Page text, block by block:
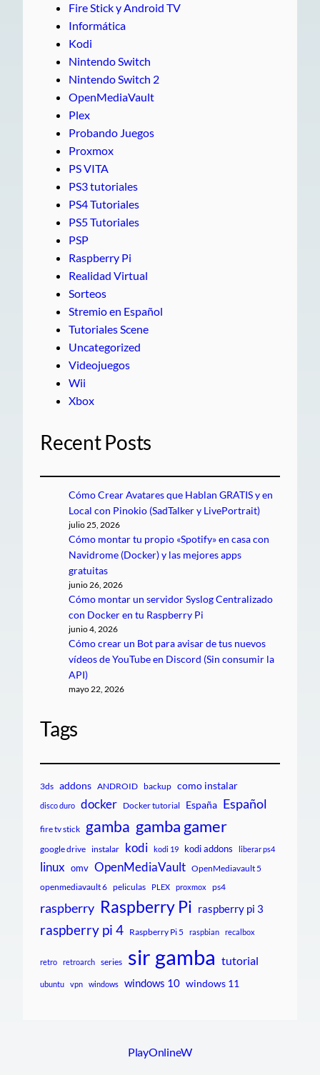
Fire Stick y Android TV
Informática
Kodi
Nintendo Switch
Nintendo Switch 2
OpenMediaVault
Plex
Probando Juegos
Proxmox
PS VITA
PS3 tutoriales
PS4 Tutoriales
PS5 Tutoriales
PSP
Raspberry Pi
Realidad Virtual
Sorteos
Stremio en Español
Tutoriales Scene
Uncategorized
Videojuegos
Wii
Xbox
Recent Posts
Cómo Crear Avatares que Hablan GRATIS y en
Local con Pinokio (SadTalker y LivePortrait)
julio 25, 2026
Cómo montar tu propio «Spotify» en casa con
Navidrome (Docker) y las mejores apps
gratuitas
junio 26, 2026
Cómo montar un servidor Syslog Centralizado
con Docker en tu Raspberry Pi
junio 4, 2026
Cómo crear un Bot para avisar de tus nuevos
vídeos de YouTube en Discord (Sin consumir la
API)
mayo 22, 2026
Tags
3ds addons ANDROID backup como instalar
disco duro docker Docker tutorial España Español
fire tv stick gamba gamba gamer
google drive instalar kodi kodi 19 kodi addons liberar ps4
linux omv OpenMediaVault OpenMediavault 5
openmediavault 6 peliculas PLEX proxmox ps4
raspberry Raspberry Pi raspberry pi 3
raspberry pi 4 Raspberry Pi 5 raspbian recalbox
retro retroarch series sir gamba tutorial
ubuntu vpn windows windows 10 windows 11
PlayOnlineW